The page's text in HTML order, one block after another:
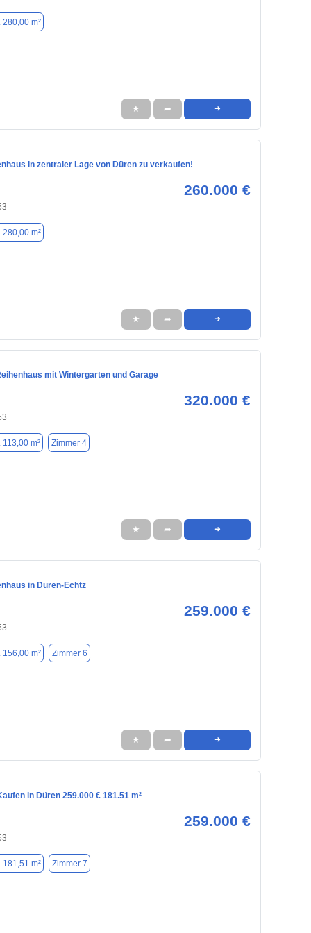
280,00 m²
★ ➦ ➜
in zentraler Lage von Düren zu verkaufen!
260.000 €
280,00 m²
★ ➦ ➜
mit Wintergarten und Garage
320.000 €
113,00 m² Zimmer 4
★ ➦ ➜
in Düren-Echtz
259.000 €
156,00 m² Zimmer 6
★ ➦ ➜
in Düren 259.000 € 181.51 m²
259.000 €
181,51 m² Zimmer 7